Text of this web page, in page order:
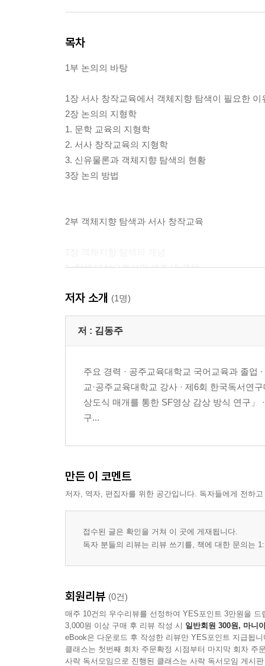
목차
1부 논의의 바탕
1장 서사 창작교육에서 객체지향 탐색이 필요한 이
2장 논의의 지형학
1. 문학 교육의 지형학
2. 서사 창작교육의 지형학
3. 신유물론과 객체지향 탐색의 현황
3장 논의 방법
2부 객체지향 탐색과 서사 창작교육
1. 탐색 대상으로서의 세계 내 객체
2장 세계에 대한 객체지향 탐색의 방식
1. 세계 인식 태도의 전환
2. 인식 경험의 내용 구축
1. 창작 소재에 대한 감각 경험 세분화
2. 창작 대상 사건의 상상적 조직화
3. 창작 대상의 서사적 매개화
1. 세계 요소 중 중심 소재 선택
2. 중심 소재의 감각 경험 구체화
3. 감각 대상에 대한 지각 구상화
2장 중심 소재의 실재적 사건 구성
1. 감각 경험과 독립된 창작 대상 상정
3장 중심 소재 매개에 의한 서사성 구현
2. 창작 대상의 감각적 시공간 배치
3. 실재적 창작 대상 사건의 매개적 서술
저자 소개 (1명)
저 : 김동주
주요 경력 · 공주교육대학교 국어교육과 졸업
교·공주교육대학교 강사 · 제6회 한국독서연
상도식 매개를 통한 SF영상 감상 방식 연구」
구...
만든 이 코멘트
저자, 역자, 편집자를 위한 공간입니다. 독자들에게 전하
접수된 글은 확인을 거쳐 이 곳에 게재됩니다.
독자 분들의 리뷰는 리뷰 쓰기를, 책에 대한 문의는
회원리뷰 (0건)
매주 10건의 우수리뷰를 선정하여 YES포인트 3만원을 드
3,000원 이상 구매 후 리뷰 작성 시 일반회원 300원, 마니
eBook은 다운로드 후 작성한 리뷰만 YES포인트 지급됩니
클래스는 첫번째 회차 주문확정 시점부터 마지막 회차 주
사락 독서모임으로 진행된 클래스는 사락 독서모임 게시